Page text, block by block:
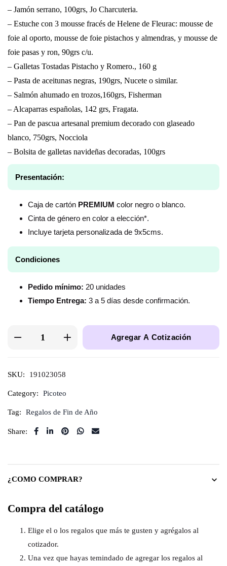
– Jamón serrano, 100grs, Jo Charcuteria.
– Estuche con 3 mousse fracés de Helene de Fleurac: mousse de
foie al oporto, mousse de foie pistachos y almendras, y mousse de
foie pasas y ron, 90grs c/u.
– Galletas Tostadas Pistacho y Romero., 160 g
– Pasta de aceitunas negras, 190grs, Nucete o similar.
– Salmón ahumado en trozos,160grs, Fisherman
– Alcaparras españolas, 142 grs, Fragata.
– Pan de pascua artesanal premium decorado con glaseado
blanco, 750grs, Nocciola
– Bolsita de galletas navideñas decoradas, 100grs
Presentación:
Caja de cartón PREMIUM color negro o blanco.
Cinta de género en color a elección*.
Incluye tarjeta personalizada de 9x5cms.
Condiciones
Pedido mínimo: 20 unidades
Tiempo Entrega: 3 a 5 días desde confirmación.
Agregar A Cotización
SKU: 191023058
Category: Picoteo
Tag: Regalos de Fin de Año
Share:
¿COMO COMPRAR?
Compra del catálogo
Elige el o los regalos que más te gusten y agrégalos al
cotizador.
Una vez que hayas temindado de agregar los regalos al